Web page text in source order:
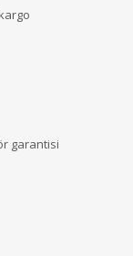
garantisi